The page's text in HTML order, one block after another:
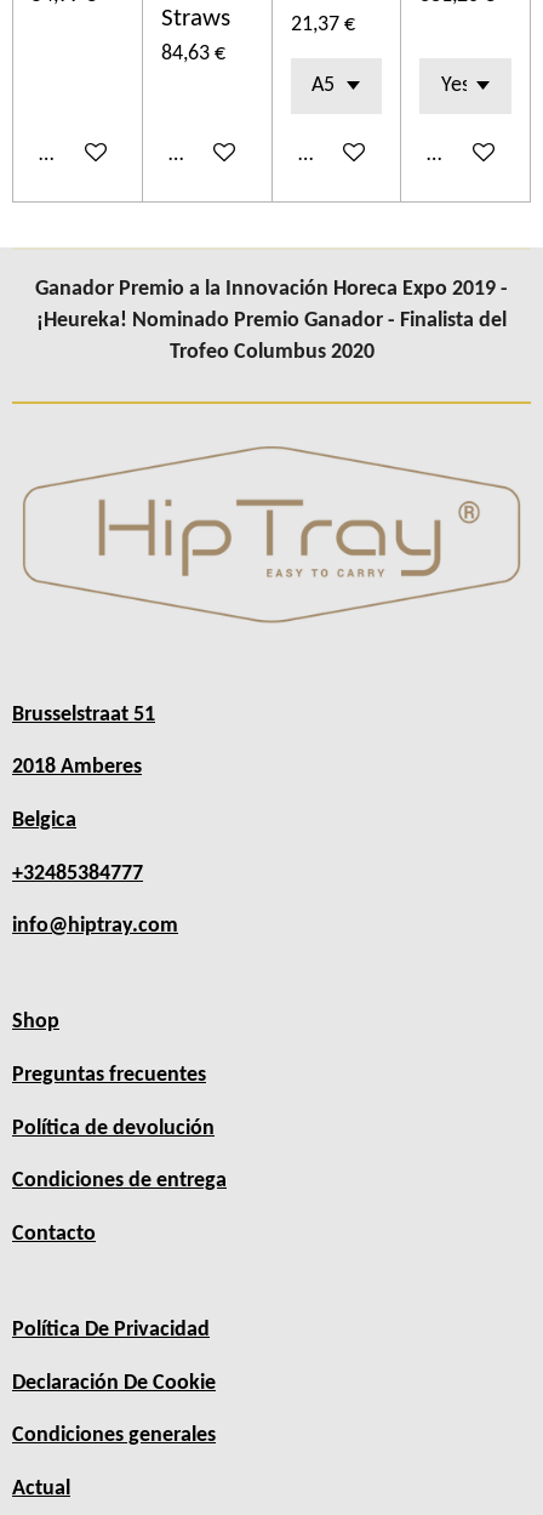
Añadir al carrito
Straws
84,63 €
Añadir al carrito
21,37 €
Añadir al carritoAñadir al
Ganador Premio a la Innovación Horeca Expo 2019 -
¡Heureka! Nominado Premio Ganador - Finalista del
Trofeo Columbus 2020
Brusselstraat 51
2018 Amberes
Belgica
+32485384777
info@hiptray.com
Shop
Preguntas frecuentes
Política de devolución
Condiciones de entrega
Contacto
Política De Privacidad
Declaración De Cookie
Condiciones generales
Actual